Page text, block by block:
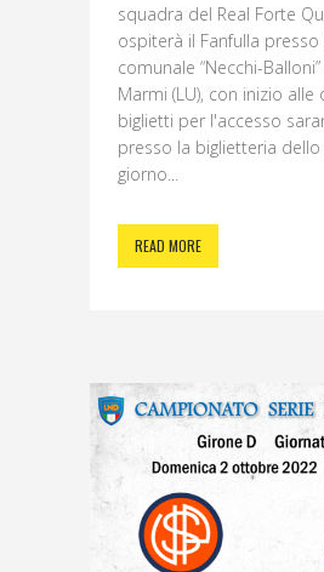
squadra del Real Forte
ospiterà il Fanfulla
comunale “Necchi-
Marmi (LU), con inizio alle
biglietti per l'accesso
presso la biglietteria
giorno...
READ MORE